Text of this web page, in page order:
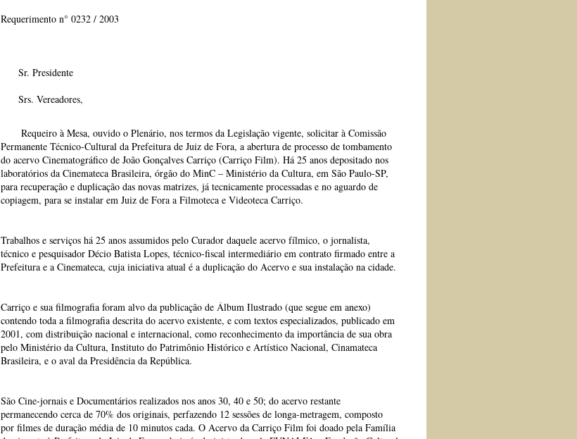
Requerimento n° 0232 / 2003
Sr. Presidente
Srs. Vereadores,
Requeiro à Mesa, ouvido o Plenário, nos termos da Legislação vigente, solicitar à Comissão
Permanente Técnico-Cultural da Prefeitura de Juiz de Fora, a abertura de processo de tombamento
do acervo Cinematográfico de João Gonçalves Carriço (Carriço Film). Há 25 anos depositado nos
laboratórios da Cinemateca Brasileira, órgão do MinC – Ministério da Cultura, em São Paulo-SP,
para recuperação e duplicação das novas matrizes, já tecnicamente processadas e no aguardo de
copiagem, para se instalar em Juiz de Fora a Filmoteca e Videoteca Carriço.
Trabalhos e serviços há 25 anos assumidos pelo Curador daquele acervo fílmico, o jornalista,
técnico e pesquisador Décio Batista Lopes, técnico-fiscal intermediário em contrato firmado entre a
Prefeitura e a Cinemateca, cuja iniciativa atual é a duplicação do Acervo e sua instalação na cidade.
Carriço e sua filmografia foram alvo da publicação de Álbum Ilustrado (que segue em anexo)
contendo toda a filmografia descrita do acervo existente, e com textos especializados, publicado em
2001, com distribuição nacional e internacional, como reconhecimento da importância de sua obra
pelo Ministério da Cultura, Instituto do Patrimônio Histórico e Artístico Nacional, Cinamateca
Brasileira, e o aval da Presidência da República.
São Cine-jornais e Documentários realizados nos anos 30, 40 e 50; do acervo restante
permanecendo cerca de 70% dos originais, perfazendo 12 sessões de longa-metragem, composto
por filmes de duração média de 10 minutos cada. O Acervo da Carriço Film foi doado pela Família